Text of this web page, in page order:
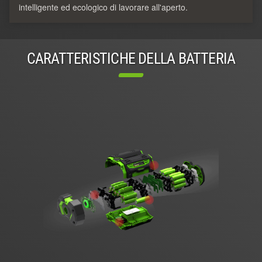
intelligente ed ecologico di lavorare all'aperto.
CARATTERISTICHE DELLA BATTERIA